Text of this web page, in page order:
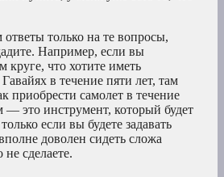
только на те вопросы,
Например, если вы
круге, что хотите иметь
в течение пяти лет, там
приобрести самолет в течение
— это инструмент, который будет
если вы будете задавать
доволен сидеть сложа
сделаете.